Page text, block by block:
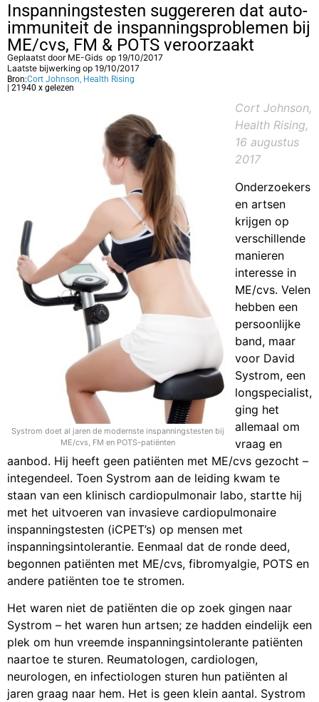
Inspanningstesten suggereren dat auto-
immuniteit de inspanningsproblemen bij
ME/cvs, FM & POTS veroorzaakt
Geplaatst door ME-Gids op 19/10/2017
Laatste bijwerking op 19/10/2017
Bron:Cort Johnson, Health Rising
| 21940 x gelezen
Systrom doet al jaren de modernste inspanningstesten bij
ME/cvs, FM en POTS-patiënten
Cort Johnson,
Health Rising,
16 augustus
2017
Onderzoekers
en artsen
krijgen op
verschillende
manieren
interesse in
ME/cvs. Velen
hebben een
persoonlijke
band, maar
voor David
Systrom, een
longspecialist,
ging het
allemaal om
vraag en
aanbod. Hij heeft geen patiënten met ME/cvs gezocht –
integendeel. Toen Systrom aan de leiding kwam te
staan van een klinisch cardiopulmonair labo, startte hij
met het uitvoeren van invasieve cardiopulmonaire
inspanningstesten (iCPET’s) op mensen met
inspanningsintolerantie. Eenmaal dat de ronde deed,
begonnen patiënten met ME/cvs, fibromyalgie, POTS en
andere patiënten toe te stromen.
Het waren niet de patiënten die op zoek gingen naar
Systrom – het waren hun artsen; ze hadden eindelijk een
plek om hun vreemde inspanningsintolerante patiënten
naartoe te sturen. Reumatologen, cardiologen,
neurologen, en infectiologen sturen hun patiënten al
jaren graag naar hem. Het is geen klein aantal. Systrom